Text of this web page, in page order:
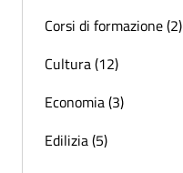
Corsi di formazione (2)
Cultura (12)
Economia (3)
Edilizia (5)